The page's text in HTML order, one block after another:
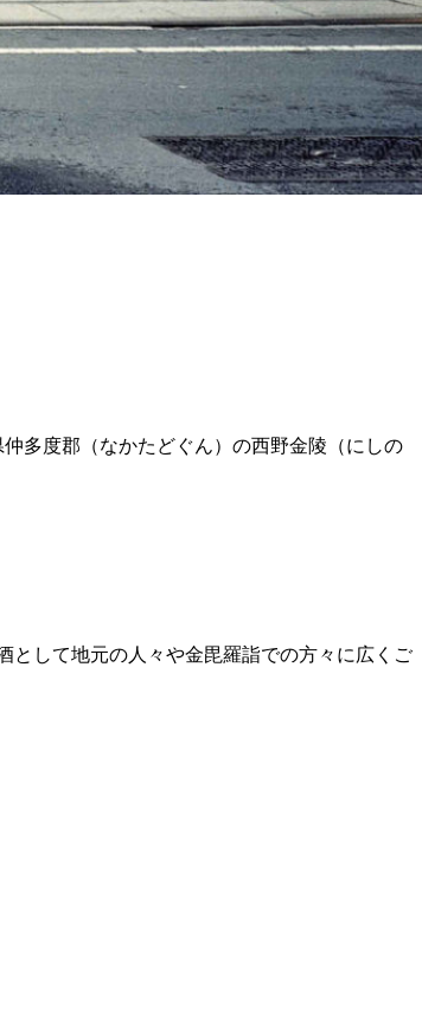
多度郡（なかたどぐん）の西野金陵（にしの
として地元の人々や金毘羅詣での方々に広くご